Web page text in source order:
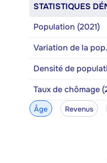
STATISTIQUES
Population (2021)
Variation de la
Densité de
Taux de chômage
Âge Revenus